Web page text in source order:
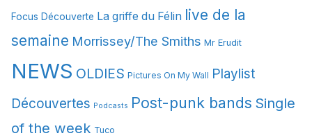
Focus Découverte La griffe du Félin live de la
semaine Morrissey/The Smiths Mr Erudit
NEWS OLDIES Pictures On My Wall Playlist
Découvertes Podcasts Post-punk bands Single
of the week Tuco